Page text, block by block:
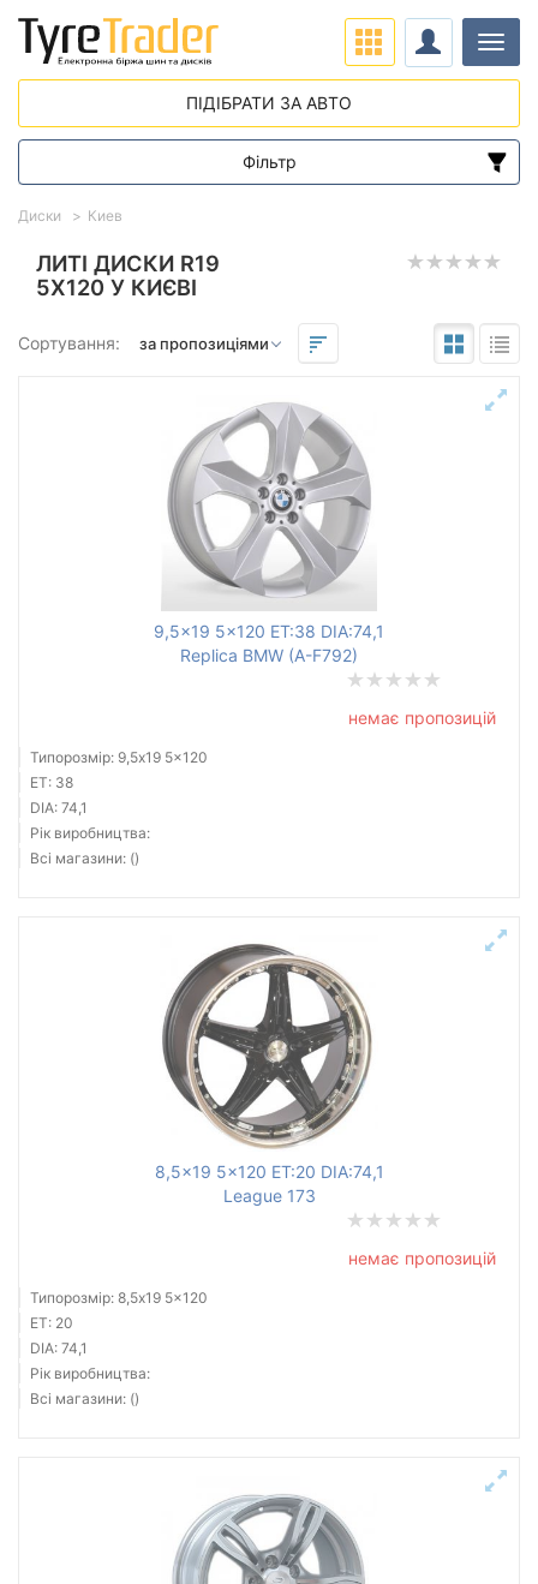
ЛИТІ ДИСКИ R19
5X120 У КИЄВІ
Сортування:
9,5x19 5x120 ET:38 DIA:74,1
Replica BMW (A-F792)
немає пропозицій
Типорозмір: 9,5x19 5x120
ET: 38
DIA: 74,1
Рік виробництва:
Всі магазини: ()
8,5x19 5x120 ET:20 DIA:74,1
League 173
немає пропозицій
Типорозмір: 8,5x19 5x120
ET: 20
DIA: 74,1
Рік виробництва:
Всі магазини: ()
Диски Киев
ПІДІБРАТИ ЗА АВТО
Фільтр
Діапазон цін
від
до
до
Тип диска